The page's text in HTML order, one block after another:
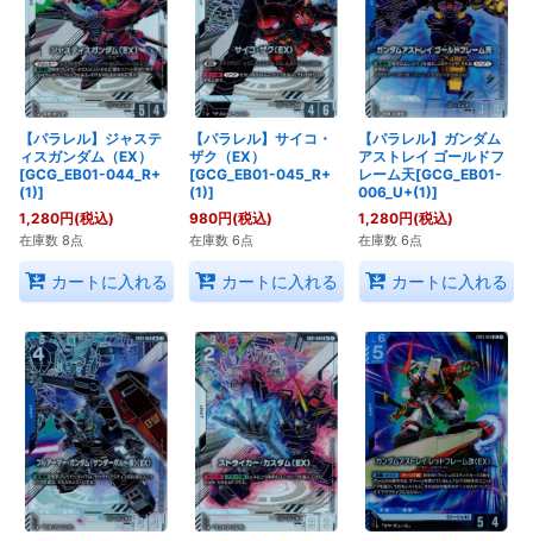
【パラレル】ジャステ
ィスガンダム（EX）
[GCG_EB01-044_R+
(1)]
1,280円(税込)
在庫数 8点
カートに入れる
【パラレル】サイコ・
ザク（EX）
[GCG_EB01-045_R+
(1)]
980円(税込)
在庫数 6点
カートに入れる
【パラレル】ガンダム
アストレイ ゴールドフ
レーム天[GCG_EB01-
006_U+(1)]
1,280円(税込)
在庫数 6点
カートに入れる